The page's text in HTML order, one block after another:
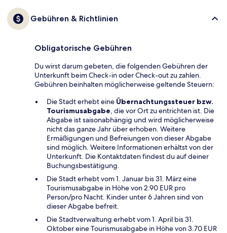
Gebühren & Richtlinien
Obligatorische Gebühren
Du wirst darum gebeten, die folgenden Gebühren der
Unterkunft beim Check-in oder Check-out zu zahlen.
Gebühren beinhalten möglicherweise geltende Steuern:
Die Stadt erhebt eine Übernachtungssteuer bzw.
Tourismusabgabe, die vor Ort zu entrichten ist. Die
Abgabe ist saisonabhängig und wird möglicherweise
nicht das ganze Jahr über erhoben. Weitere
Ermäßigungen und Befreiungen von dieser Abgabe
sind möglich. Weitere Informationen erhältst von der
Unterkunft. Die Kontaktdaten findest du auf deiner
Buchungsbestätigung.
Die Stadt erhebt vom 1. Januar bis 31. März eine
Tourismusabgabe in Höhe von 2.90 EUR pro
Person/pro Nacht. Kinder unter 6 Jahren sind von
dieser Abgabe befreit.
Die Stadtverwaltung erhebt vom 1. April bis 31.
Oktober eine Tourismusabgabe in Höhe von 3.70 EUR